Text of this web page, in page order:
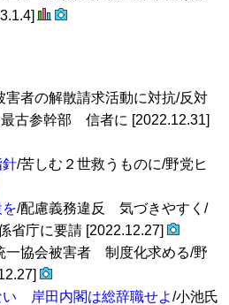
害者の解散請求活動に対抗/反対
古参幹部 信者に [2022.12.31]
針/苦しむ２世救うものに/野党ヒ
を/配慮義務違反 気づきやすく/
省庁に要請 [2022.12.27]
一協会被害者 制度化求める/野
い 岸田内閣は総辞職せよ/小池氏